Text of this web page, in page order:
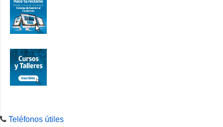
Teléfonos útiles